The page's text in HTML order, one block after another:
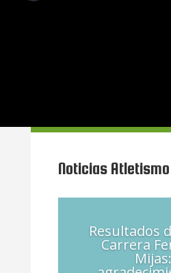
Noticias Atletismo
Resultados
Carrera
Mijas: